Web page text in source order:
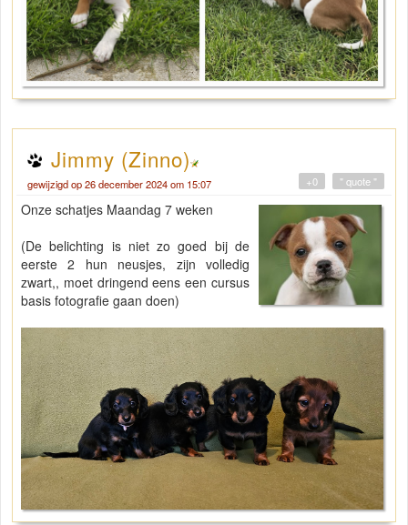
Jimmy (Zinno)
gewijzigd op 26 december 2024 om 15:07 " quote "
+0
Onze schatjes Maandag 7 weken
(De belichting is niet zo goed bij de
eerste 2 hun neusjes, zijn volledig
zwart,, moet dringend eens een cursus
basis fotografie gaan doen)